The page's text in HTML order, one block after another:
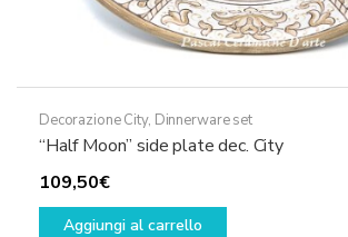
Decorazione City, Dinnerware set
“Half Moon” side plate dec. City
109,50€
Aggiungi al carrello